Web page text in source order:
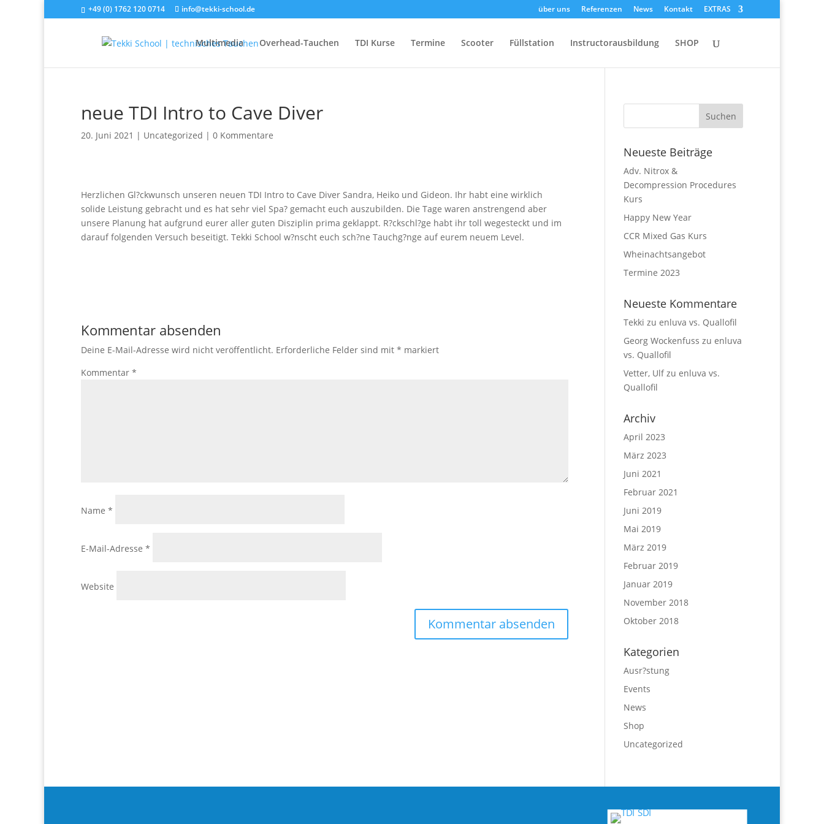
+49 (0) 1762 120 0714 info@tekki-school.de über uns Referenzen News Kontakt EXTRAS
Multimedia Overhead-Tauchen TDI Kurse Termine Scooter Füllstation Instructorausbildung SHOP
neue TDI Intro to Cave Diver
20. Juni 2021 | Uncategorized | 0 Kommentare
Herzlichen Gl?ckwunsch unseren neuen TDI Intro to Cave Diver Sandra, Heiko und Gideon. Ihr habt eine wirklich
solide Leistung gebracht und es hat sehr viel Spa? gemacht euch auszubilden. Die Tage waren anstrengend aber
unsere Planung hat aufgrund eurer aller guten Disziplin prima geklappt. R?ckschl?ge habt ihr toll wegesteckt und im
darauf folgenden Versuch beseitigt. Tekki School w?nscht euch sch?ne Tauchg?nge auf eurem neuem Level.
Kommentar absenden
Deine E-Mail-Adresse wird nicht veröffentlicht. Erforderliche Felder sind mit * markiert
Kommentar *
Name *
E-Mail-Adresse *
Website
Neueste Beiträge
Adv. Nitrox &
Decompression Procedures
Kurs
Happy New Year
CCR Mixed Gas Kurs
Wheinachtsangebot
Termine 2023
Neueste Kommentare
Tekki zu enluva vs. Quallofil
Georg Wockenfuss zu enluva
vs. Quallofil
Vetter, Ulfzu enluva vs.
Quallofil
Archiv
April 2023
März 2023
Juni 2021
Februar 2021
Juni 2019
Mai 2019
März 2019
Februar 2019
Januar 2019
November 2018
Oktober 2018
Kategorien
Ausr?stung
Events
News
Shop
Uncategorized